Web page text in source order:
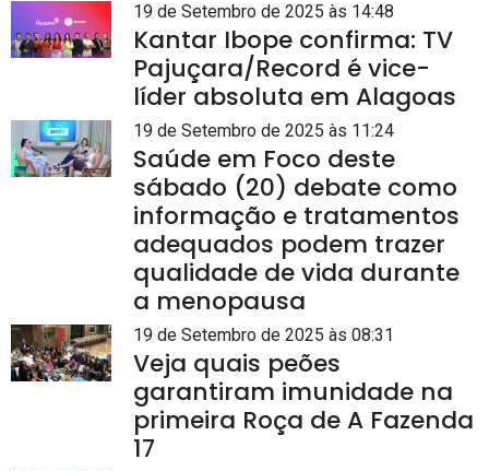
19 de Setembro de 2025 às 14:48
Kantar Ibope confirma: TV
Pajuçara/Record é vice-
líder absoluta em Alagoas
19 de Setembro de 2025 às 11:24
Saúde em Foco deste
sábado (20) debate como
informação e tratamentos
adequados podem trazer
qualidade de vida durante
a menopausa
19 de Setembro de 2025 às 08:31
Veja quais peões
garantiram imunidade na
primeira Roça de A Fazenda
17